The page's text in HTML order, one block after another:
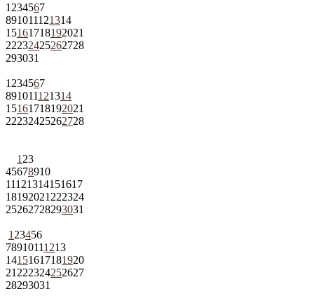
1 234567
891011121314
15161718192021
22232425262728
293031
1 234567
891011121314
15161718192021
22232425262728
1 23
45678910
11121314151617
18192021 222324
25262728293031
1 23456
78910111213
14151617181920
21 222324252627
28293031